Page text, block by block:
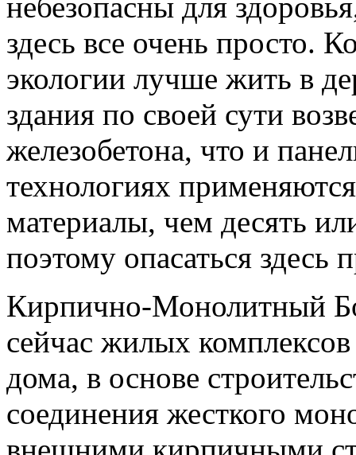
здесь все очень просто.
экологии лучше жить в
здания по своей сути
железобетона, что и
технологиях
материалы, чем десять
поэтому опасаться здесь
Кирпично-Монолитный
сейчас жилых
дома, в основе
соединения жесткого